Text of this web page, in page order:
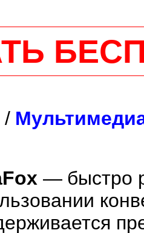
/
— быстро